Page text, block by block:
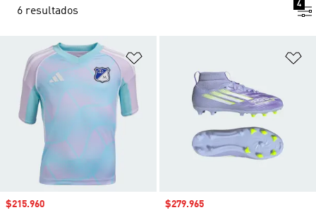
6 resultados
4
Precio de venta
$215.960 Precio de venta
$279.965